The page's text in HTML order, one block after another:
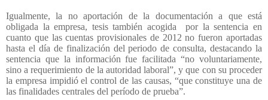
Igualmente, la no aportación de la documentación a que está
obligada la empresa, tesis también acogida
por la sentencia en
cuanto que las cuentas provisionales de 2012 no fueron aportadas
hasta el día de finalización del periodo de consulta, destacando la
sentencia que la información fue facilitada “no voluntariamente,
sino a requerimiento de la autoridad laboral”, y que con su proceder
la empresa impidió el control de las causas, “que constituye una de
las finalidades centrales del período de prueba”.